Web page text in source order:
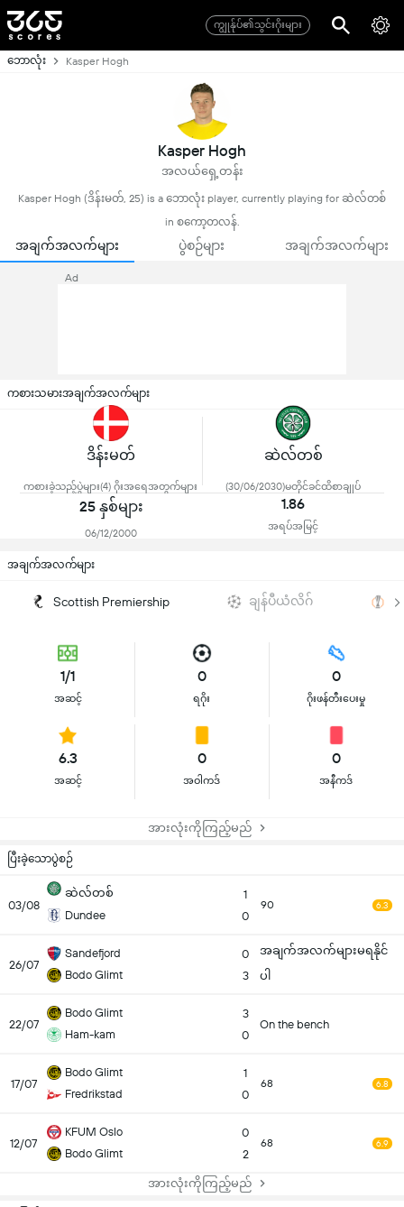
ကျွုန်ုပ်၏သွင်းဂိုးများ
ဘောလုံး Kasper Hogh
Kasper Hogh
အလယ်ရှေ့တန်း
Kasper Hogh (ဒိန်းမတ်, 25) is a ဘောလုံး player, currently playing for ဆဲလ်တစ်
in စကော့တလန်.
အချက်အလက်များ ပွဲစဉ်များ အချက်အလက်များ
Ad
ကစားသမားအချက်အလက်များ
ဒိန်းမတ်
ကစားခဲ့သည့်ပွဲများ(4) ဂိုးအရေအတွက်များ
ဆဲလ်တစ်
(30/06/2030)မတိုင်ခင်ထိစာချုပ်
25 နှစ်များ
06/12/2000
1.86
အရပ်အမြင့်
အချက်အလက်များ
Scottish Premiership ချန်ပီယံလိဂ်
1/1
အဆင့်
0
ရဂိုး
0
ဂိုးဖန်တီးပေးမှု
6.3
အဆင့်
0
အဝါကဒ်
0
အနီကဒ်
အားလုံးကိုကြည့်မည်
ပြီးခဲ့သောပွဲစဉ်
03/08
ဆဲလ်တစ်
Dundee
1
0
90 6.3
26/07
Sandefjord
Bodo Glimt
0
3
အချက်အလက်များမရနိုင်
ပါ
22/07
Bodo Glimt
Ham-kam
3
0
On the bench
17/07
Bodo Glimt
Fredrikstad
1
0
68 6.8
12/07
KFUM Oslo
Bodo Glimt
0
2
68 6.9
အားလုံးကိုကြည့်မည်